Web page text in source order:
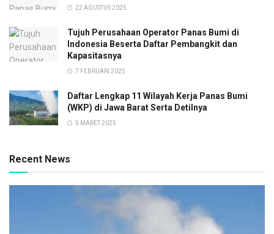
22 AGUSTUS 2025
Tujuh Perusahaan Operator Panas Bumi di
Indonesia Beserta Daftar Pembangkit dan
Kapasitasnya
7 FEBRUARI 2025
Daftar Lengkap 11 Wilayah Kerja Panas Bumi
(WKP) di Jawa Barat Serta Detilnya
5 MARET 2025
Recent News